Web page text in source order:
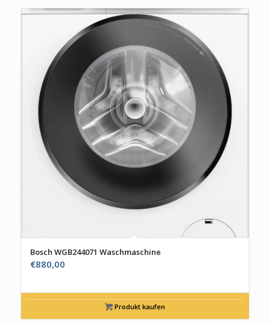
Bosch WGB244071 Waschmaschine
€880,00
Produkt kaufen